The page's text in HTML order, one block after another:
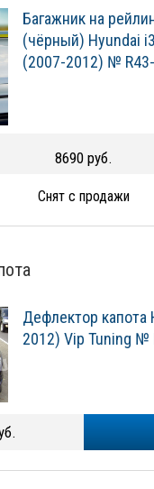
Багажник на
(чёрный) Hyundai
(2007-2012) №
8690 руб.
Снят с продажи
Дефлектор капота
2012) Vip Tuning №